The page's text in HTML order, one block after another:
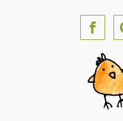
Skip to main content